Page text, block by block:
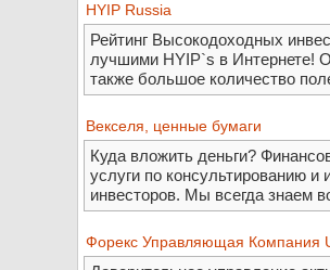
HYIP Russia
Рейтинг Высокодоходных
лучшими HYIP`s в Интернете!
также большое количество
Векселя, ценные бумаги
Куда вложить деньги?
услуги по консультированию
инвесторов. Мы всегда знаем
Форекс Управляющая Компания